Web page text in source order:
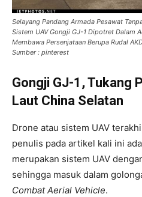
Selayang Pandang Armada Pesawat
Sistem UAV Gongji GJ-1 Dipotret Dalam
Membawa Persenjataan Berupa Rudal
Sumber : pinterest
Gongji GJ-1, Tukang
Laut China Selatan
Drone atau sistem UAV
penulis pada artikel kali ini
merupakan sistem UAV
sehingga masuk dalam
Combat Aerial Vehicle.